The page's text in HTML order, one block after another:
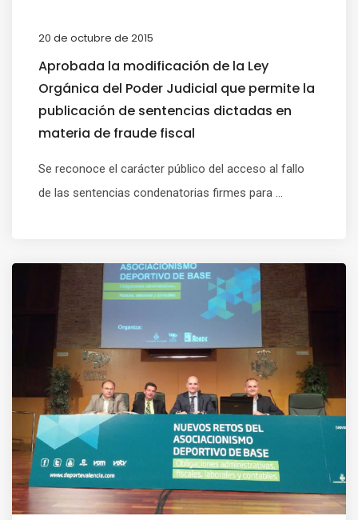
20 de octubre de 2015
Aprobada la modificación de la Ley
Orgánica del Poder Judicial que permite la
publicación de sentencias dictadas en
materia de fraude fiscal
Se reconoce el carácter público del acceso al fallo
de las sentencias condenatorias firmes para ...